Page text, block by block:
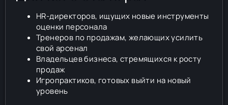
HR-директоров, ищущих новые инструменты
оценки персонала
Тренеров по продажам, желающих усилить
свой арсенал
Владельцев бизнеса, стремящихся к росту
продаж
Игропрактиков, готовых выйти на новый
уровень